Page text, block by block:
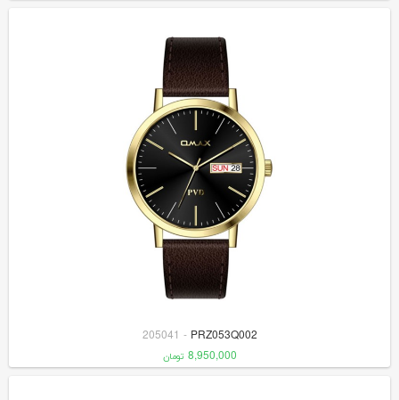
PRZ053Q002
-
205041
8,950,000 تومان